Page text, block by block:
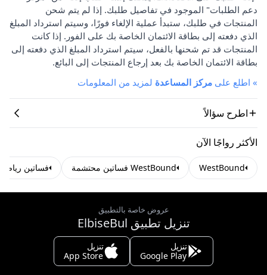
دعم الطلبات" الموجود في تفاصيل طلبك. إذا لم يتم شحن
المنتجات في طلبك، ستبدأ عملية الإلغاء فورًا، وسيتم استرداد المبلغ
الذي دفعته إلى بطاقة الائتمان الخاصة بك على الفور. إذا كانت
المنتجات قد تم شحنها بالفعل، سيتم استرداد المبلغ الذي دفعته إلى
بطاقة الائتمان الخاصة بك بعد إرجاع المنتجات إلى البائع.
» اطلع على مركز المساعدة لمزيد من المعلومات
اطرح سؤالاً
الأكثر رواجًا الآن
WestBound WestBound فساتين محتشمة فساتين
عروض خاصة بالتطبيق
تنزيل تطبيق ElbiseBul
تنزيل
Google Play
تنزيل
App Store